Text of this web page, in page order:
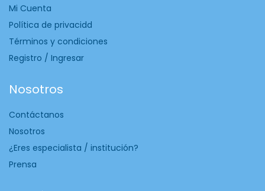
Mi Cuenta
Política de privacidd
Términos y condiciones
Registro / Ingresar
Nosotros
Contáctanos
Nosotros
¿Eres especialista / institución?
Prensa